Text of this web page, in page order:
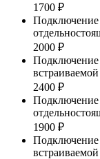
1700 ₽
2000 ₽
встраиваемой
2400 ₽
1900 ₽
встраиваемой